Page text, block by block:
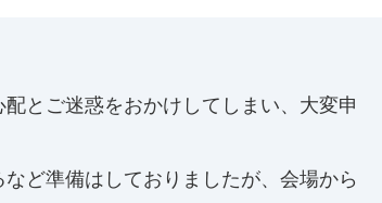
とご迷惑をおかけしてしまい、大変申
ど準備はしておりましたが、会場から